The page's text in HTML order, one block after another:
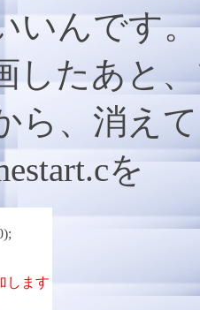
いんです
したあと
ら、消え
を
ます